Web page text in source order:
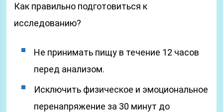
Как правильно подготовиться к
исследованию?
Не принимать пищу в течение 12 часов
перед анализом.
Исключить физическое и эмоциональное
перенапряжение за 30 минут до